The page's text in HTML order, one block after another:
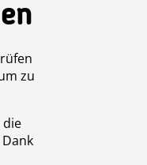
zu
die